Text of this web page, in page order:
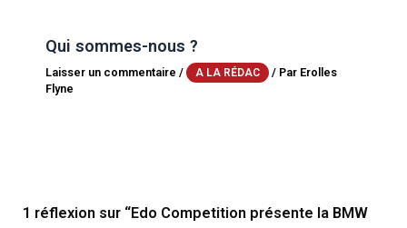
Qui sommes-nous ?
Laisser un commentaire / A LA RÉDAC / Par Erolles
Flyne
1 réflexion sur “Edo Competition présente la BMW